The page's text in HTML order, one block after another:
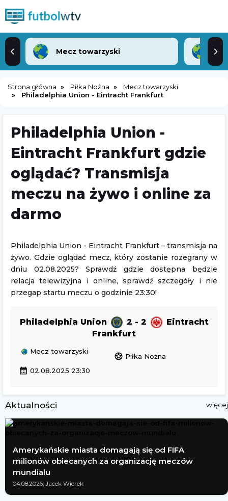
Mecz towarzyski
Strona główna Piłka Nożna
Mecz towarzyski
Philadelphia Union - Eintracht Frankfurt
Philadelphia Union -
Eintracht Frankfurt gdzie
oglądać? Transmisja
meczu na żywo i online za
darmo
Philadelphia Union - Eintracht Frankfurt – transmisja na
żywo. Gdzie oglądać mecz, który zostanie rozegrany w
dniu 02.08.2025? Sprawdź gdzie dostępna będzie
relacja telewizyjna i online, sprawdź szczegóły i nie
przegap startu meczu o godzinie 23:30!
Philadelphia Union 2 - 2
Eintracht
Frankfurt
Mecz towarzyski
sports_soccer Piłka Nożna
calendar_month 02.08.2025 23:30
Aktualności więcej
Amerykańskie miasta domagają się od FIFA
milionów obiecanych za organizację meczów
mundialu
04.08.2026; Jacek Wiórek